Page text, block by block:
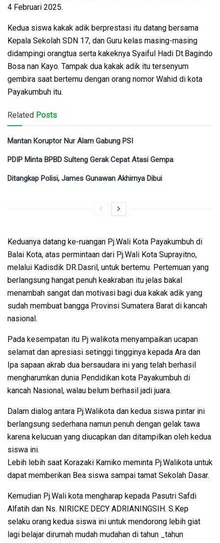
4 Februari 2025.
Kedua siswa kakak adik berprestasi itu datang bersama
Kepala Sekolah SDN 17, dan Guru kelas masing-masing
didampingi orangtua serta kakeknya Syaiful Hadi Dt.Bagindo
Bosa nan Kayo. Tampak dua kakak adik itu tersenyum
gembira saat bertemu dengan orang nomor Wahid di kota
Payakumbuh itu.
Related Posts
Mantan Koruptor Nur Alam Gabung PSI
PDIP Minta BPBD Sulteng Gerak Cepat Atasi Gempa
Ditangkap Polisi, James Gunawan Akhirnya Dibui
Keduanya datang ke-ruangan Pj.Wali Kota Payakumbuh di
Balai Kota, atas permintaan dari Pj.Wali Kota Suprayitno,
melalui Kadisdik DR.Dasril, untuk bertemu. Pertemuan yang
berlangsung hangat penuh keakraban itu jelas bakal
menambah sangat dan motivasi bagi dua kakak adik yang
sudah membuat bangga Provinsi Sumatera Barat di kancah
nasional.
Pada kesempatan itu Pj walikota menyampaikan ucapan
selamat dan apresiasi setinggi tingginya kepada Ara dan
Ipa sapaan akrab dua bersaudara ini yang telah berhasil
mengharumkan dunia Pendidikan kota Payakumbuh di
kancah Nasional, walau belum berhasil jadi juara.
Dalam dialog antara Pj.Walikota dan kedua siswa pintar ini
berlangsung sederhana namun penuh dengan gelak tawa
karena kelucuan yang diucapkan dan ditampilkan oleh kedua
siswa ini.
Lebih lebih saat Korazaki Kamiko meminta Pj.Walikota untuk
dapat memberikan Bea siswa sampai tamat Sekolah Dasar.
Kemudian Pj.Wali kota mengharap kepada Pasutri Safdi
Alfatih dan Ns. NIRICKE DECY ADRIANINGSIH. S.Kep
selaku orang kedua siswa ini untuk mendorong lebih giat
lagi belajar dirumah mudah mudahan di tahun _tahun